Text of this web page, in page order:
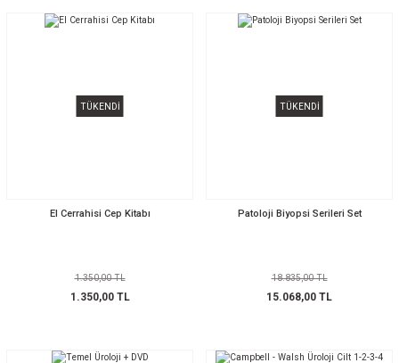
TÜKENDİ
El Cerrahisi Cep Kitabı
1.350,00 TL
1.350,00 TL
TÜKENDİ
Patoloji Biyopsi Serileri Set
18.835,00 TL
15.068,00 TL